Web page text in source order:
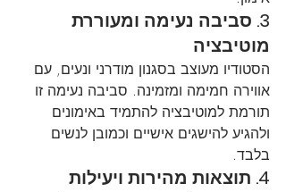
3. סביבה נעימה ומעוררת
מוטיבציה
הסטודיו מעוצב בסגנון מודרני ונעים, עם
אווירה חמימה ומזמינה. סביבה נעימה זו
תורמת למוטיבציה להתמיד באימונים
ולהגיע להישגים אישיים וכמובן לנשים
בלבד.
4. תוצאות מהירות ויעילות